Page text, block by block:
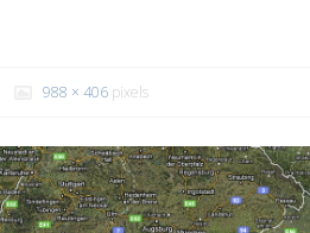
988 × 406 pixels